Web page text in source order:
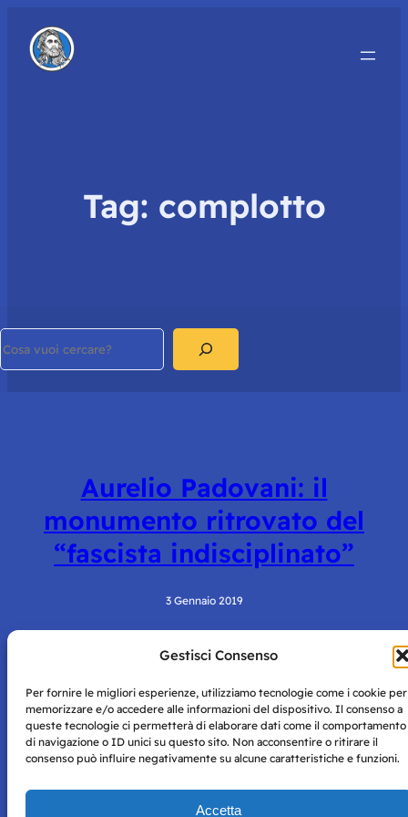
Gestisci Consenso
Per fornire le migliori esperienze, utilizziamo tecnologie come i cookie per
memorizzare e/o accedere alle informazioni del dispositivo. Il consenso a
queste tecnologie ci permetterà di elaborare dati come il comportamento
di navigazione o ID unici su questo sito. Non acconsentire o ritirare il
consenso può influire negativamente su alcune caratteristiche e funzioni.
Accetta
Tag: complotto
Aurelio Padovani: il
monumento ritrovato del
“fascista indisciplinato”
3 Gennaio 2019
Napoli con autorizzazione numero 38 del 25/9/2019.
Tutte le immagini e i contenuti su questo sito sono forniti